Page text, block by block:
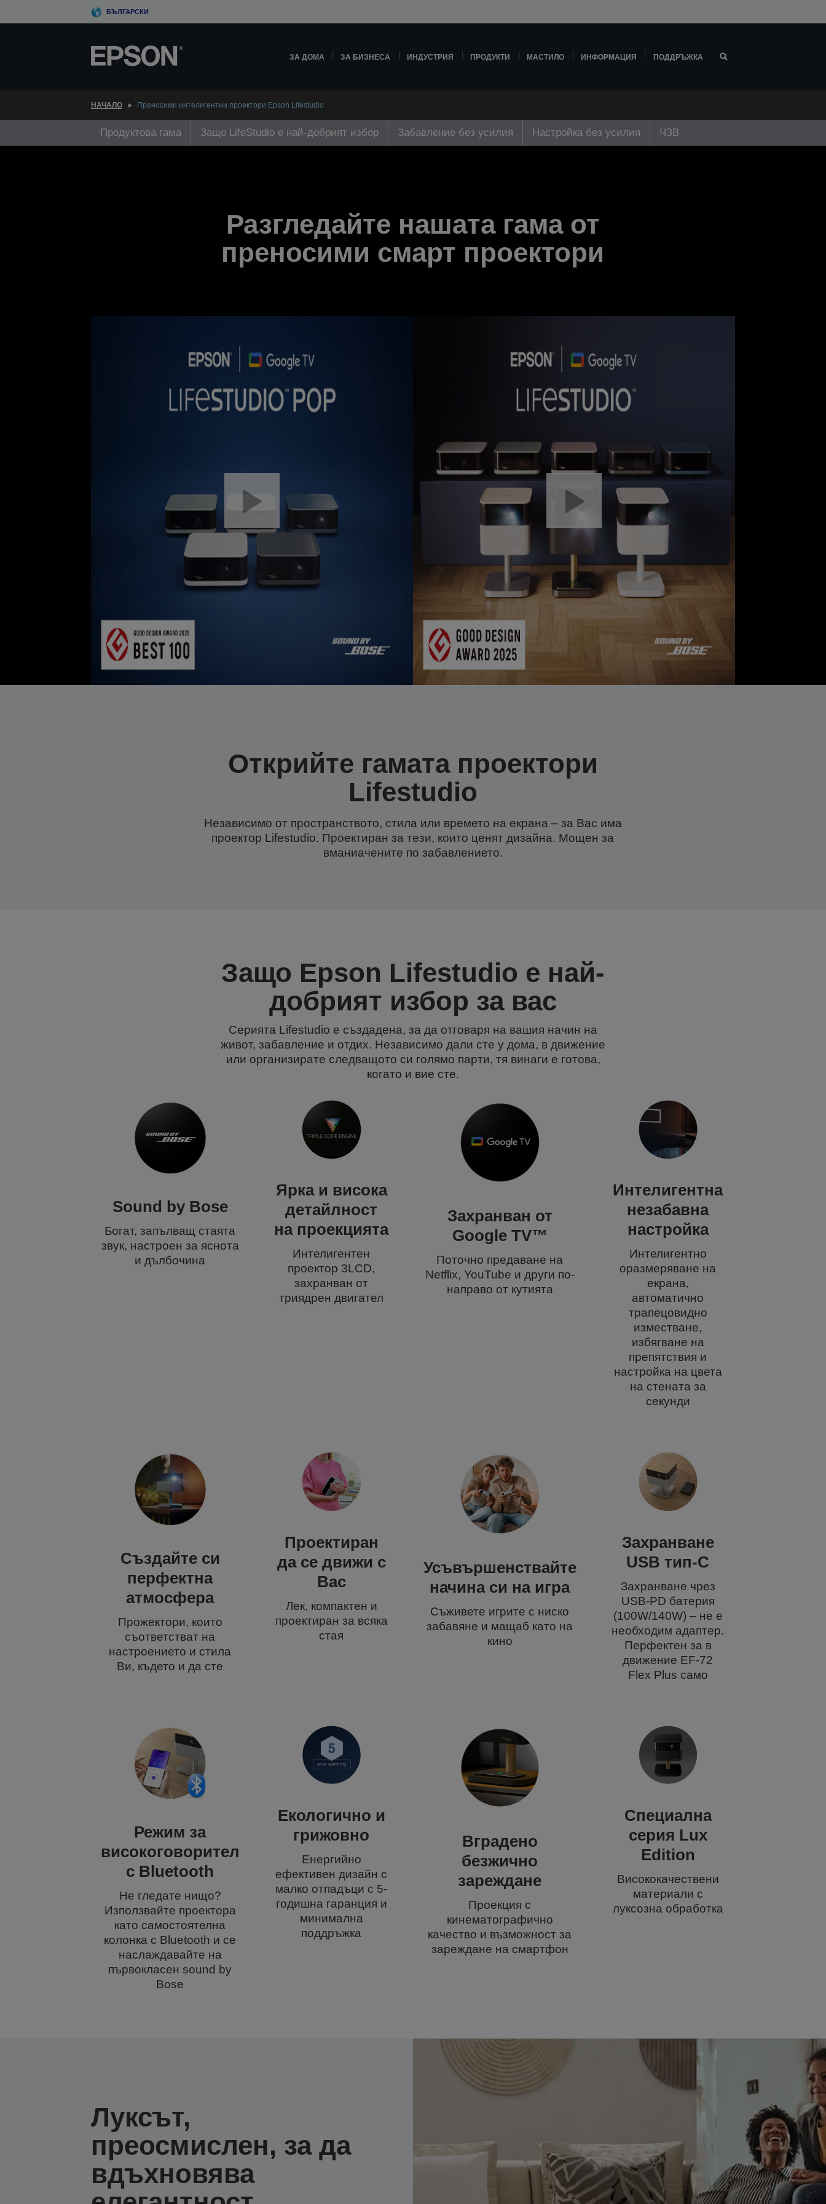
to
БЪЛГАРСКИ
ЗА ДОМА ЗА БИЗНЕСА ИНДУСТРИЯ ПРОДУКТИ МАСТИЛО ИНФОРМАЦИЯ ПОДДРЪЖКА
НАЧАЛО Преносими интелигентни проектори Epson Lifestudio
Продуктова гама Защо LifeStudio е най-добрият избор Забавление без усилия Настройка без усилия ЧЗВ
Разгледайте нашата гама от
преносими смарт проектори
Открийте гамата проектори
Lifestudio
Независимо от пространството, стила или времето на екрана – за Вас има
проектор Lifestudio. Проектиран за тези, които ценят дизайна. Мощен за
вманиачените по забавлението.
Защо Epson Lifestudio е най-
добрият избор за вас
Серията Lifestudio е създадена, за да отговаря на вашия начин на
живот, забавление и отдих. Независимо дали сте у дома, в движение
или организирате следващото си голямо парти, тя винаги е готова,
когато и вие сте.
Sound by Bose
Богат, запълващ стаята
звук, настроен за яснота
и дълбочина
Ярка и висока
детайлност
на проекцията
Интелигентен
проектор 3LCD,
захранван от
триядрен двигател
Захранван от
Google TV™
Поточно предаване на
Netflix, YouTube и други по-
направо от кутията
Интелигентна
незабавна
настройка
Интелигентно
оразмеряване на
екрана,
автоматично
трапецовидно
изместване,
избягване на
препятствия и
настройка на цвета
на стената за
секунди
Създайте си
перфектна
атмосфера
Прожектори, които
съответстват на
настроението и стила
Ви, където и да сте
Проектиран
да се движи с
Вас
Лек, компактен и
проектиран за всяка
стая
Усъвършенствайте
начина си на игра
Съживете игрите с ниско
забавяне и мащаб като на
кино
Захранване
USB тип-C
Захранване чрез
USB-PD батерия
(100W/140W) – не е
необходим адаптер.
Перфектен за в
движение EF-72
Flex Plus само
Режим за
високоговорител
с Bluetooth
Не гледате нищо?
Използвайте проектора
като самостоятелна
колонка с Bluetooth и се
наслаждавайте на
първокласен sound by
Bose
Екологично и
грижовно
Енергийно
ефективен дизайн с
малко отпадъци с 5-
годишна гаранция и
минимална
поддръжка
Вградено
безжично
зареждане
Проекция с
кинематографично
качество и възможност за
зареждане на смартфон
Специална
серия Lux
Edition
Висококачествени
материали с
луксозна обработка
Луксът,
преосмислен, за да
вдъхновява